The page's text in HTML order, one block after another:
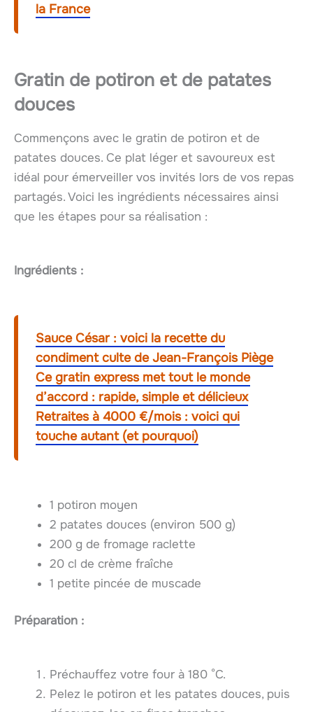
la France
Gratin de potiron et de patates
douces
Commençons avec le gratin de potiron et de
patates douces. Ce plat léger et savoureux est
idéal pour émerveiller vos invités lors de vos repas
partagés. Voici les ingrédients nécessaires ainsi
que les étapes pour sa réalisation :
Ingrédients :
Sauce César : voici la recette du
condiment culte de Jean-François Piège
Ce gratin express met tout le monde
d’accord : rapide, simple et délicieux
Retraites à 4000 €/mois : voici qui
touche autant (et pourquoi)
1 potiron moyen
2 patates douces (environ 500 g)
200 g de fromage raclette
20 cl de crème fraîche
1 petite pincée de muscade
Préparation :
Préchauffez votre four à 180 °C.
Pelez le potiron et les patates douces, puis